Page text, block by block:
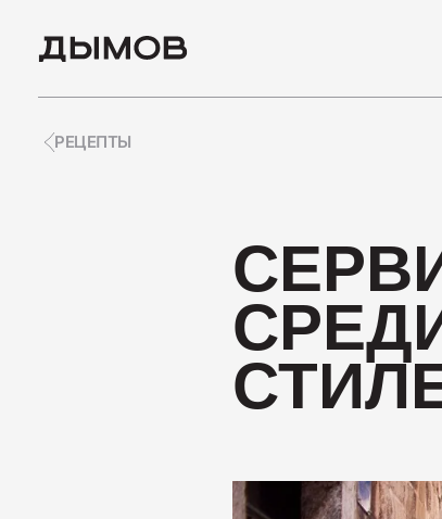
РЕЦЕПТЫ